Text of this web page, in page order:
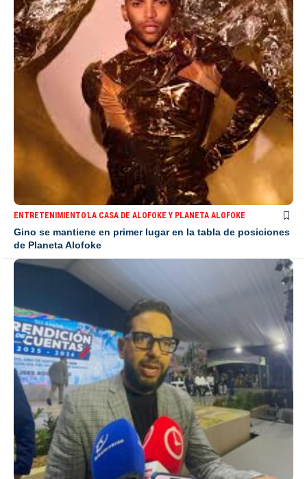
ENTRETENIMIENTOLA CASA DE ALOFOKE Y PLANETA ALOFOKE
Gino se mantiene en primer lugar en la tabla de posiciones
de Planeta Alofoke